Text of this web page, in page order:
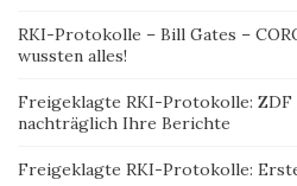
RKI-Protokolle – Bill Gates –
wussten alles!
Freigeklagte RKI-Protokolle: ZDF
nachträglich Ihre Berichte
Freigeklagte RKI-Protokolle: